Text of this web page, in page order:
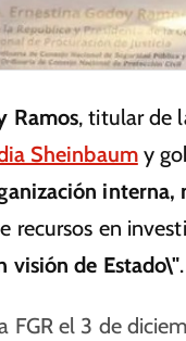
Ramos, titular de
Sheinbaumy
interna,
recursos en
visión de Estado\".
FGR el 3 de